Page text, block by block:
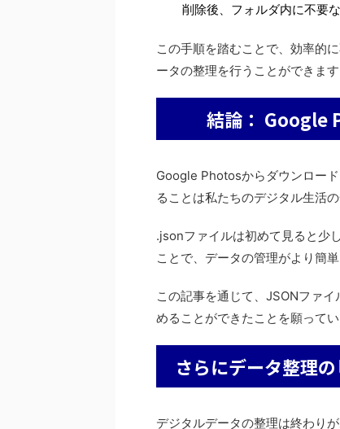
削除後、フォルダ内に不要
この手順を踏むことで、効率的
ータの整理を行うことができます
結論： Google
Google Photosからダウンロー
ることは私たちのデジタル生活
.jsonファイルは初めて見ると少
ことで、データの管理がより簡単
この記事を通じて、JSONファ
めることができたことを願ってい
さらにデータ整理
デジタルデータの整理は終わりが